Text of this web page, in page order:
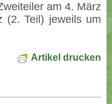
am 4. März
(2. Teil) jeweils um
Artikel drucken